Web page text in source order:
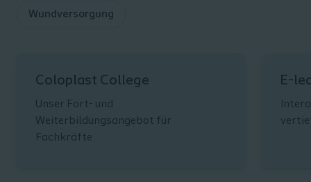
Wundversorgung
Coloplast College
Unser Fort- und
Weiterbildungsangebot für
Fachkräfte
E-